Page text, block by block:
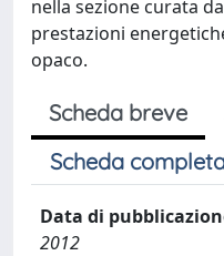
nella sezione curata
prestazioni
opaco.
Scheda breve
Scheda
Data di
2012